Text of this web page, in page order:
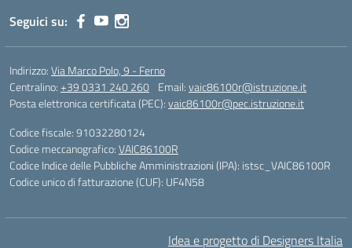
Seguici su:
Indirizzo:Via Marco Polo, 9 - Ferno
Centralino:+39 0331 240 260 Email:vaic86100r@istruzione.it
Posta elettronica certificata (PEC):vaic86100r@pec.istruzione.it
Codice fiscale: 91032280124
Codice meccanografico:VAIC86100R
Codice Indice delle Pubbliche Amministrazioni (IPA): istsc_VAIC86100R
Codice unico di fatturazione (CUF): UF4N58
Idea e progetto di Designers Italia